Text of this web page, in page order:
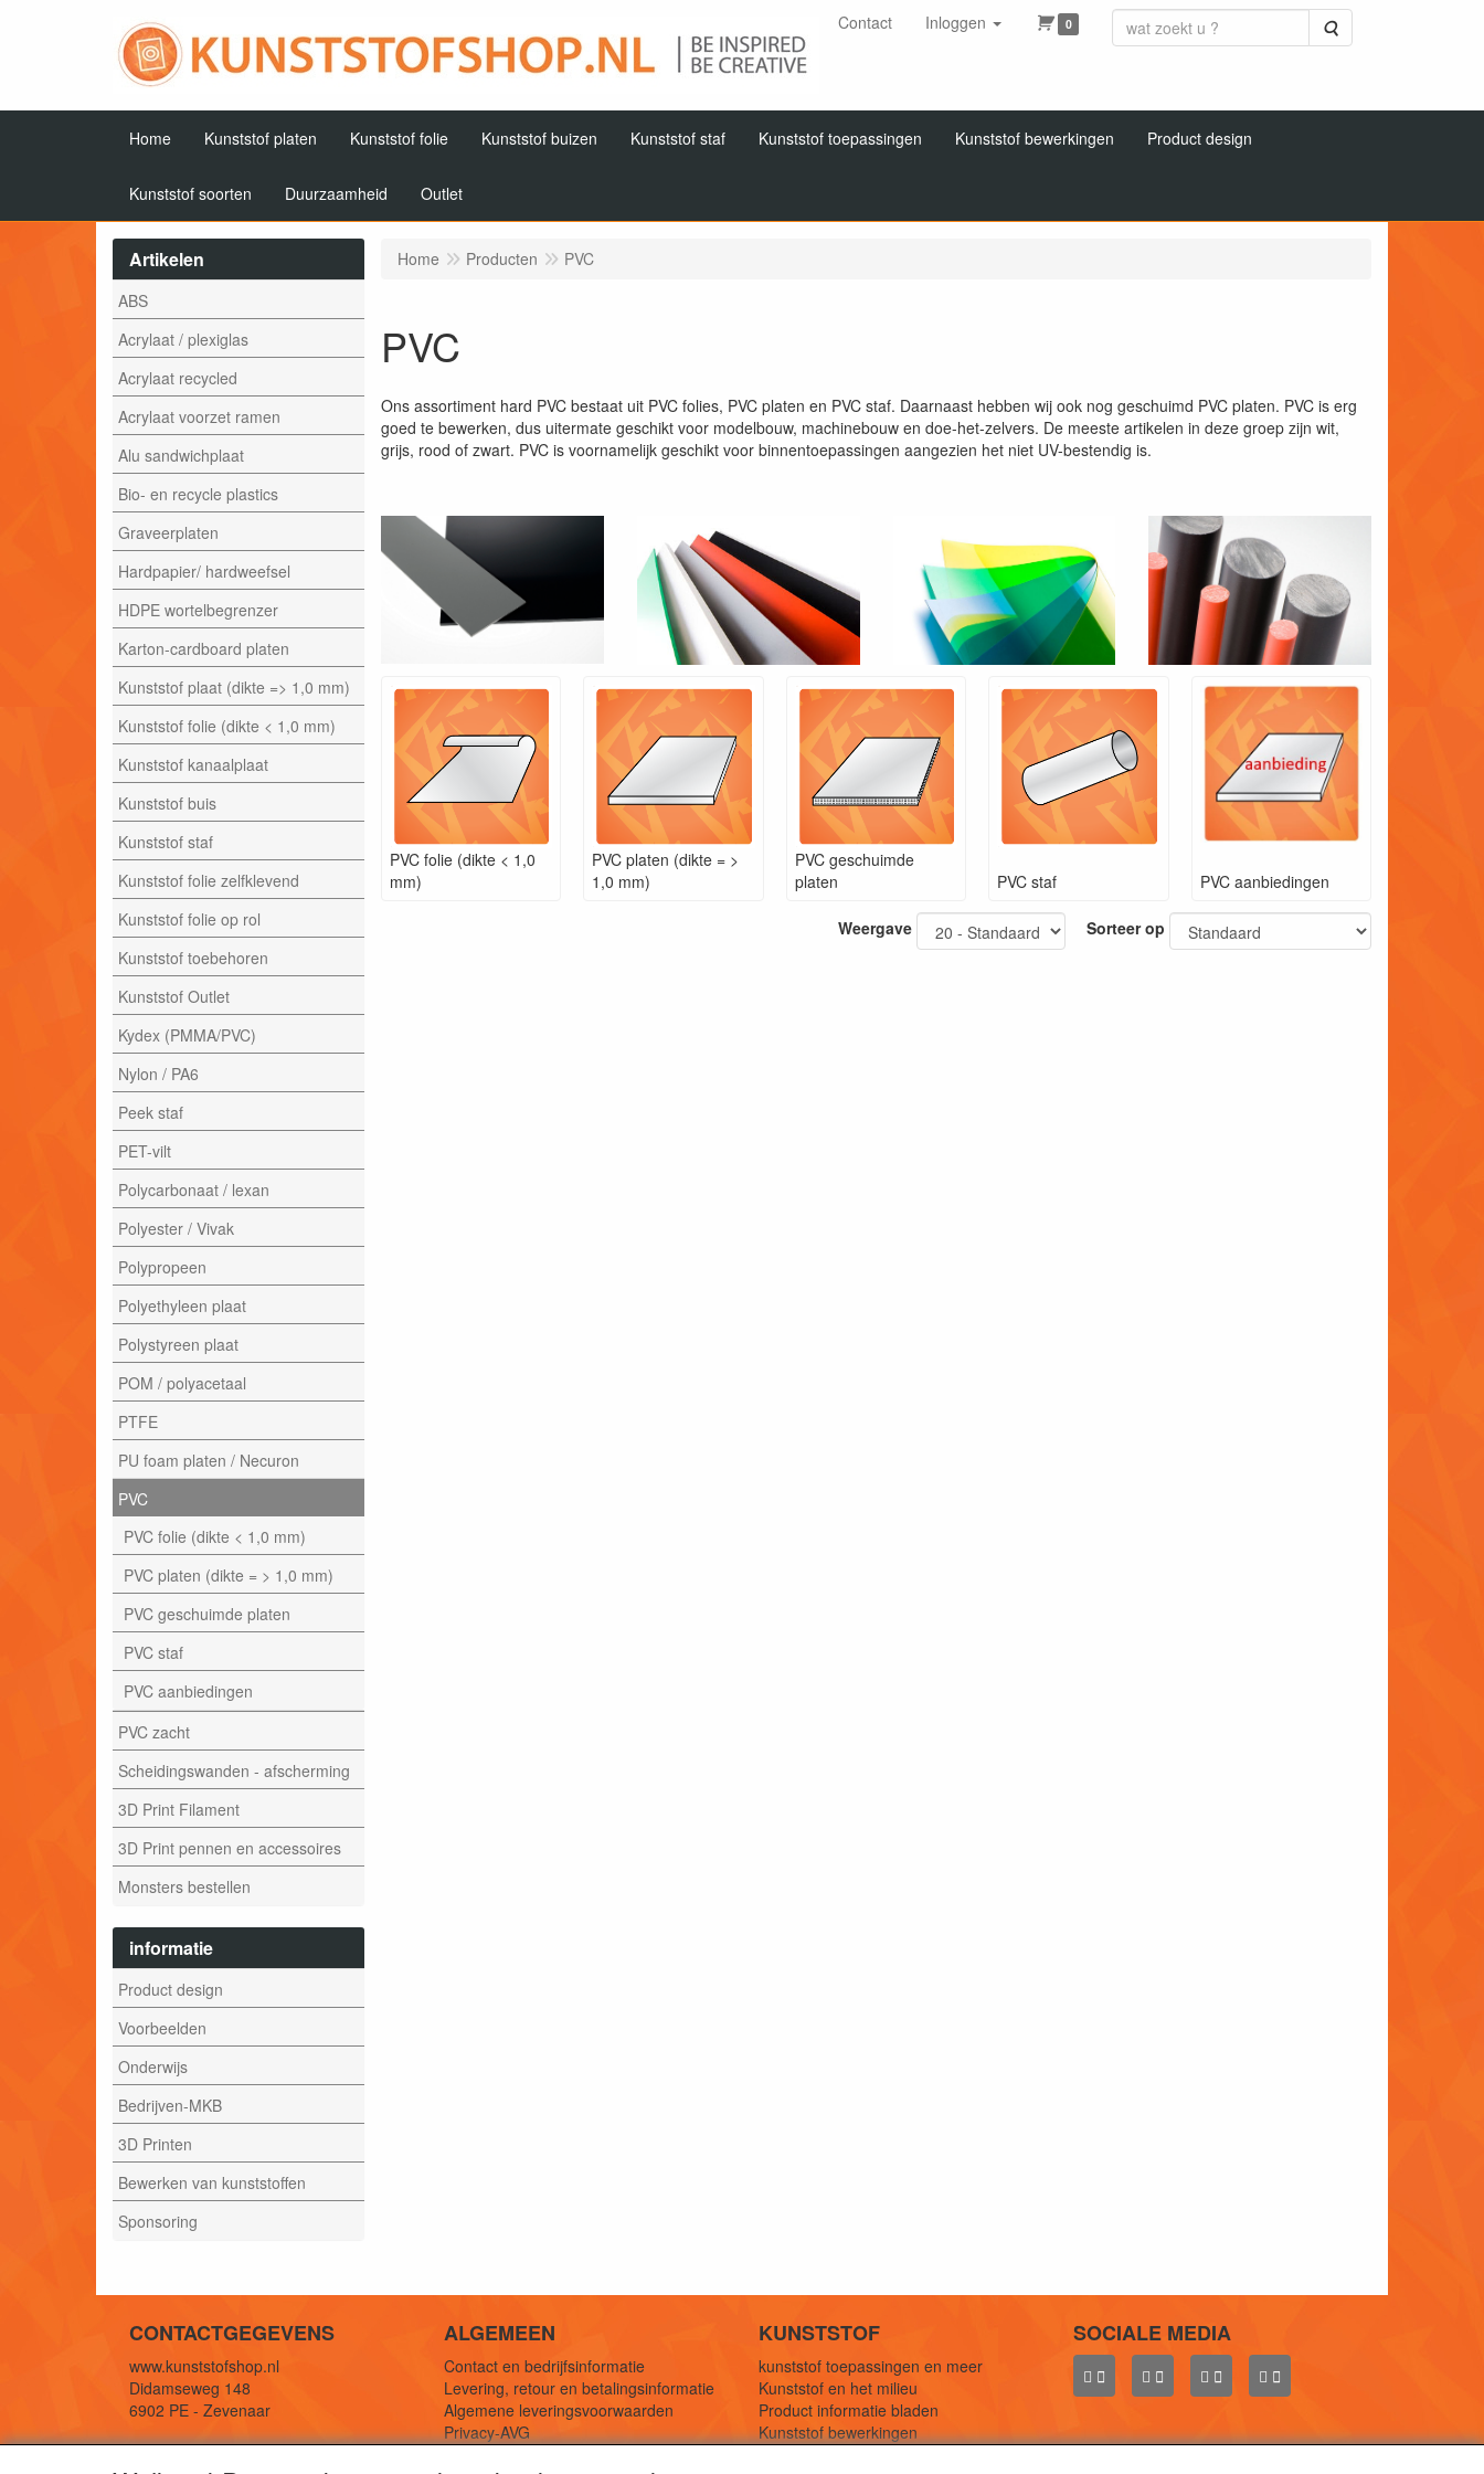
Contact Inloggen 0 Zoeken
Home Kunststof platen Kunststof folie Kunststof buizen Kunststof staf Kunststof toepassingen Kunststof bewerkingen Product design
Kunststof soorten Duurzaamheid Outlet
Artikelen
ABS
Acrylaat / plexiglas
Acrylaat recycled
Acrylaat voorzet ramen
Alu sandwichplaat
Bio- en recycle plastics
Graveerplaten
Hardpapier/ hardweefsel
HDPE wortelbegrenzer
Karton-cardboard platen
Kunststof plaat (dikte => 1,0 mm)
Kunststof folie (dikte < 1,0 mm)
Kunststof kanaalplaat
Kunststof buis
Kunststof staf
Kunststof folie zelfklevend
Kunststof folie op rol
Kunststof toebehoren
Kunststof Outlet
Kydex (PMMA/PVC)
Nylon / PA6
Peek staf
PET-vilt
Polycarbonaat / lexan
Polyester / Vivak
Polypropeen
Polyethyleen plaat
Polystyreen plaat
POM / polyacetaal
PTFE
PU foam platen / Necuron
PVC
PVC folie (dikte < 1,0 mm)
PVC platen (dikte = > 1,0 mm)
PVC geschuimde platen
PVC staf
PVC aanbiedingen
PVC zacht
Scheidingswanden - afscherming
3D Print Filament
3D Print pennen en accessoires
Monsters bestellen
informatie
Product design
Voorbeelden
Onderwijs
Bedrijven-MKB
3D Printen
Bewerken van kunststoffen
Sponsoring
Home Producten PVC
PVC
Ons assortiment hard PVC bestaat uit PVC folies, PVC platen en PVC staf. Daarnaast hebben wij ook nog geschuimd PVC platen. PVC is erg
goed te bewerken, dus uitermate geschikt voor modelbouw, machinebouw en doe-het-zelvers. De meeste artikelen in deze groep zijn wit,
grijs, rood of zwart. PVC is voornamelijk geschikt voor binnentoepassingen aangezien het niet UV-bestendig is.
PVC folie (dikte < 1,0
mm)
PVC platen (dikte = >
1,0 mm)
PVC geschuimde
platen
PVC staf PVC aanbiedingen
Weergave Sorteer op
CONTACTGEGEVENS
www.kunststofshop.nl
Didamseweg 148
6902 PE - Zevenaar
ALGEMEEN
Contact en bedrijfsinformatie
Levering, retour en betalingsinformatie
Algemene leveringsvoorwaarden
Privacy-AVG
KUNSTSTOF
kunststof toepassingen en meer
Kunststof en het milieu
Product informatie bladen
Kunststof bewerkingen
SOCIALE MEDIA